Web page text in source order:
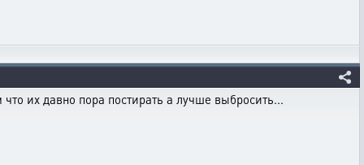
их давно пора постирать а лучше выбросить...